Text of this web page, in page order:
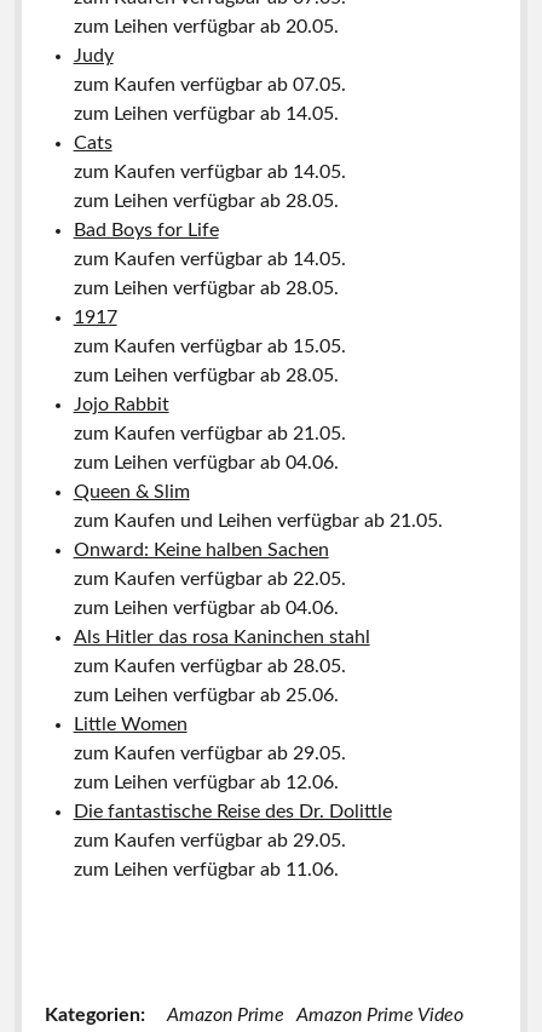
zum Leihen verfügbar ab 20.05.
Judy
zum Kaufen verfügbar ab 07.05.
zum Leihen verfügbar ab 14.05.
Cats
zum Kaufen verfügbar ab 14.05.
zum Leihen verfügbar ab 28.05.
Bad Boys for Life
zum Kaufen verfügbar ab 14.05.
zum Leihen verfügbar ab 28.05.
1917
zum Kaufen verfügbar ab 15.05.
zum Leihen verfügbar ab 28.05.
Jojo Rabbit
zum Kaufen verfügbar ab 21.05.
zum Leihen verfügbar ab 04.06.
Queen & Slim
zum Kaufen und Leihen verfügbar ab 21.05.
Onward: Keine halben Sachen
zum Kaufen verfügbar ab 22.05.
zum Leihen verfügbar ab 04.06.
Als Hitler das rosa Kaninchen stahl
zum Kaufen verfügbar ab 28.05.
zum Leihen verfügbar ab 25.06.
Little Women
zum Kaufen verfügbar ab 29.05.
zum Leihen verfügbar ab 12.06.
Die fantastische Reise des Dr. Dolittle
zum Kaufen verfügbar ab 29.05.
zum Leihen verfügbar ab 11.06.
Kategorien: Amazon Prime
Amazon Prime Video